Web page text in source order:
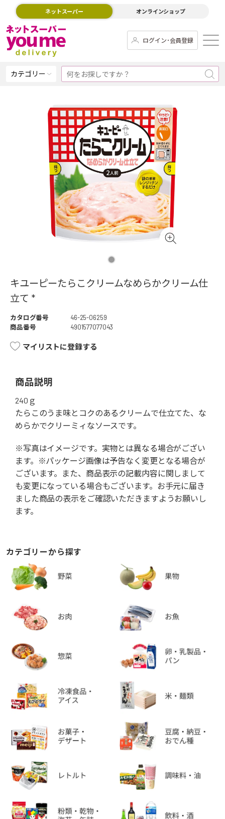
ネットスーパー オンラインショップ
ログイン･会員登録
カテゴリー
キユーピーたらこクリームなめらかクリーム仕
立て *
カタログ番号
46-25-06259
商品番号
4901577077043
マイリストに登録する
商品説明
240ｇ
たらこのうま味とコクのあるクリームで仕立てた、な
めらかでクリーミィなソースです。
※写真はイメージです。実物とは異なる場合がござい
ます。※パッケージ画像は予告なく変更となる場合が
ございます。また、商品表示の記載内容に関しまして
も変更になっている場合もございます。お手元に届き
ました商品の表示をご確認いただきますようお願いし
ます。
カテゴリーから探す